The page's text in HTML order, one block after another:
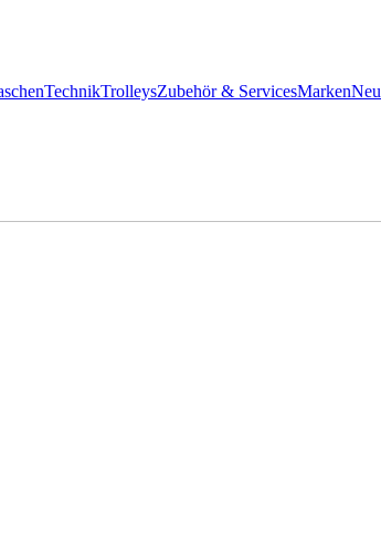
TechnikTrolleysZubehör & ServicesMarkenNeu